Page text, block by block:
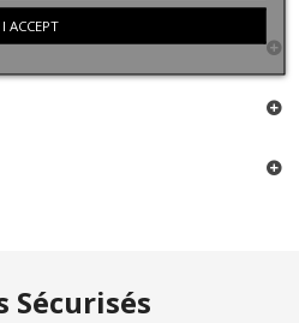
I ACCEPT
Sécurisés